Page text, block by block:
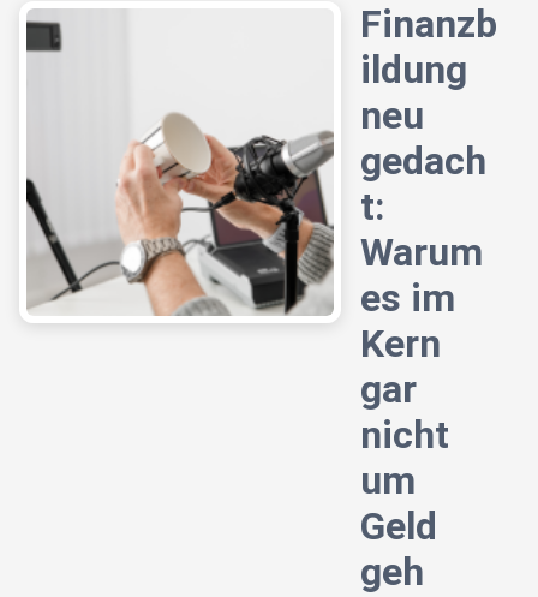
Finanzb
ildung
neu
gedach
t:
Warum
es im
Kern
gar
nicht
um
Geld
geh